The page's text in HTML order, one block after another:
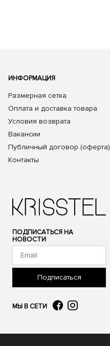
ПОДПИСАТЬСЯ НА
НОВОСТИ
Подписаться
МЫ В СЕТИ
ИНФОРМАЦИЯ
Размерная сетка
Оплата и доставка товара
Условия возврата
Вакансии
Публичный договор (оферта)
Контакты